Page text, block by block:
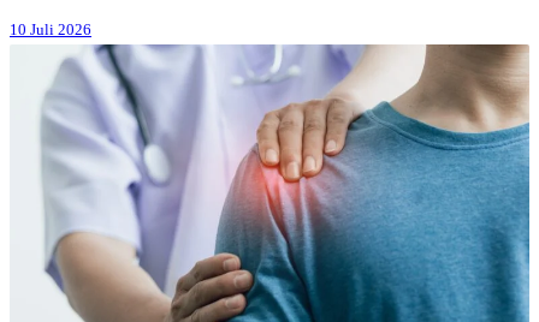
10 Juli 2026